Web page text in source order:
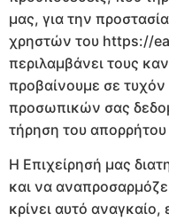
μας, για την
χρηστών του https://
περιλαμβάνει τους
προβαίνουμε σε
προσωπικών σας
τήρηση του
Η Επιχείρησή μας
και να
κρίνει αυτό